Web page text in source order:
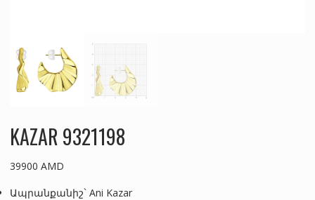
KAZAR 9321198
39900 AMD
Ապրանքանիշ` Ani Kazar